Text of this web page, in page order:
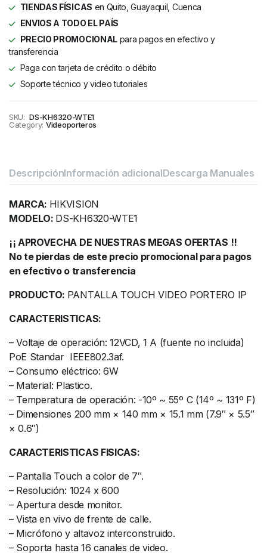
TIENDAS FÍSICAS en Quito, Guayaquil, Cuenca
ENVIOS A TODO EL PAÍS
PRECIO PROMOCIONALpara pagos en efectivo y
transferencia
Paga con tarjeta de crédito o débito
Soporte técnico y video tutoriales
SKU: DS-KH6320-WTE1
Category: Videoporteros
DescripciónInformación adicionalDescarga Manuales
MARCA: HIKVISION
MODELO: DS-KH6320-WTE1
¡¡ APROVECHA DE NUESTRAS MEGAS OFERTAS !!
No te pierdas de este precio promocional para pagos
en efectivo o transferencia
PRODUCTO: PANTALLA TOUCH VIDEO PORTERO IP
CARACTERISTICAS:
– Voltaje de operación: 12VCD, 1 A (fuente no incluida)
PoE Standar IEEE802.3af.
– Consumo eléctrico: 6W
– Material: Plastico.
– Temperatura de operación: -10º ~ 55º C (14º ~ 131º F)
– Dimensiones 200 mm × 140 mm × 15.1 mm (7.9″ × 5.5″
× 0.6″)
CARACTERISTICAS FISICAS:
– Pantalla Touch a color de 7″.
– Resolución: 1024 x 600
– Apertura desde monitor.
– Vista en vivo de frente de calle.
– Micrófono y altavoz interconstruido.
– Soporta hasta 16 canales de video.